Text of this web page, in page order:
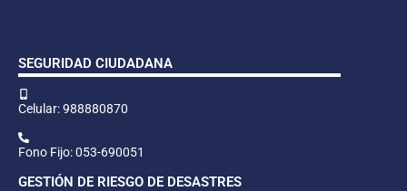
SEGURIDAD CIUDADANA
Celular: 988880870
Fono Fijo: 053-690051
GESTIÓN DE RIESGO DE DESASTRES